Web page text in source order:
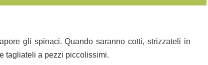
gli spinaci. Quando saranno cotti, strizzateli in
tagliateli a pezzi piccolissimi.